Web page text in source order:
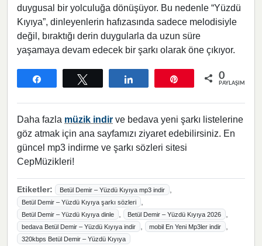
duygusal bir yolculuğa dönüşüyor. Bu nedenle “Yüzdü
Kıyıya”, dinleyenlerin hafızasında sadece melodisiyle
değil, bıraktığı derin duygularla da uzun süre
yaşamaya devam edecek bir şarkı olarak öne çıkıyor.
0
PAYLAŞIMLAR
Daha fazla müzik indir ve bedava yeni şarkı listelerine
göz atmak için ana sayfamızı ziyaret edebilirsiniz. En
güncel mp3 indirme ve şarkı sözleri sitesi
CepMüzikleri!
Etiketler: Betül Demir – Yüzdü Kıyıya mp3 indir
Betül Demir – Yüzdü Kıyıya şarkı sözleri
Betül Demir – Yüzdü Kıyıya dinle Betül Demir – Yüzdü Kıyıya 2026
bedava Betül Demir – Yüzdü Kıyıya indir mobil En Yeni Mp3ler indir
320kbps Betül Demir – Yüzdü Kıyıya